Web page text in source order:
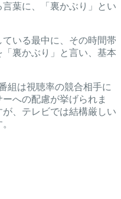
葉に、「裏かぶり」とい
いる最中に、その時間帯
裏かぶり」と言い、基本
組は視聴率の競合相手に
への配慮が挙げられま
、テレビでは結構厳しい